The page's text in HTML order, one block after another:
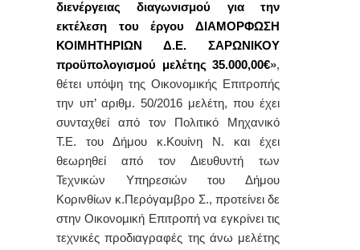
διενέργειας διαγωνισμού για την
εκτέλεση του έργου ΔΙΑΜΟΡΦΩΣΗ
ΚΟΙΜΗΤΗΡΙΩΝ Δ.Ε. ΣΑΡΩΝΙΚΟΥ
προϋπολογισμού μελέτης 35.000,00€»,
θέτει υπόψη της Οικονομικής Επιτροπής
την υπ’ αριθμ. 50/2016 μελέτη, που έχει
συνταχθεί από τον Πολιτικό Μηχανικό
Τ.Ε. του Δήμου κ.Κουίνη Ν. και έχει
θεωρηθεί από τον Διευθυντή των
Τεχνικών Υπηρεσιών του Δήμου
Κορινθίων κ.Περόγαμβρο Σ., προτείνει δε
στην Οικονομική Επιτροπή να εγκρίνει τις
τεχνικές προδιαγραφές της άνω μελέτης